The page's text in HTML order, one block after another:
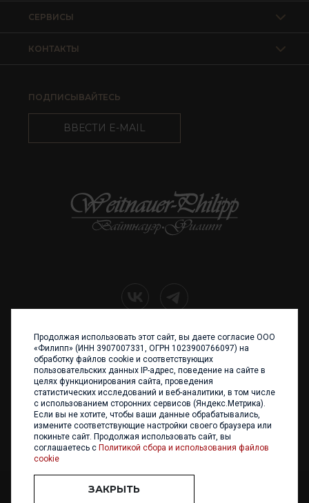
КОНТАКТЫ
СЕРВИСЫ
ПОДПИСЫВАЙТЕСЬ
ВВЕСТИ E-MAIL
+7 (4012) 960 898
236017 Калининград,
ул. Каштановая аллея, 47
Телефон: +7 4012 960 898,
+7 4012 960 856
Написать нам
ООО «ФИЛИПП» © 2013 - 2026. Все права защищены
Продолжая использовать этот сайт, вы даете согласие ООО
«Филипп» (ИНН 3907007331, ОГРН 1023900766097) на
обработку файлов cookie и соответствующих
пользовательских данных IP-адрес, поведение на сайте в
целях функционирования сайта, проведения
статистических исследований и веб-аналитики, в том числе
с использованием сторонних сервисов (Яндекс.Метрика).
Если вы не хотите, чтобы ваши данные обрабатывались,
измените соответствующие настройки своего браузера или
покиньте сайт. Продолжая использовать сайт, вы
соглашаетесь с Политикой сбора и использования файлов
cookie
ЗАКРЫТЬ